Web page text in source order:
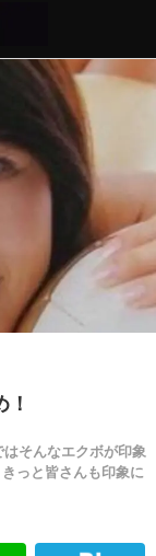
そんなエクボが印象
っと皆さんも印象に